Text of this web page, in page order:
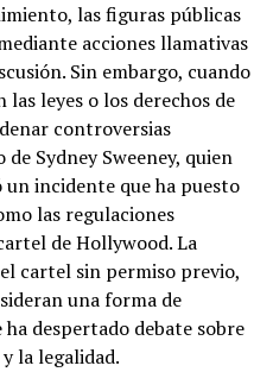
las figuras públicas
acciones llamativas
Sin embargo, cuando
las leyes o los derechos de
controversias
Sydney Sweeney, quien
incidente que ha puesto
las regulaciones
de Hollywood. La
cartel sin permiso previo,
una forma de
despertado debate sobre
la legalidad.